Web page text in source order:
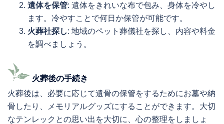
遺体を保管: 遺体をきれいな布で包み、身体を冷やし
ます。冷やすことで何日か保管が可能です。
火葬社探し: 地域のペット葬儀社を探し、内容や料金
を調べましょう。
火葬後の手続き
火葬後は、必要に応じて遺骨の保管をするためにお墓や納
骨したり、メモリアルグッズにすることができます。大切
なテンレックとの思い出を大切に、心の整理をしましょ